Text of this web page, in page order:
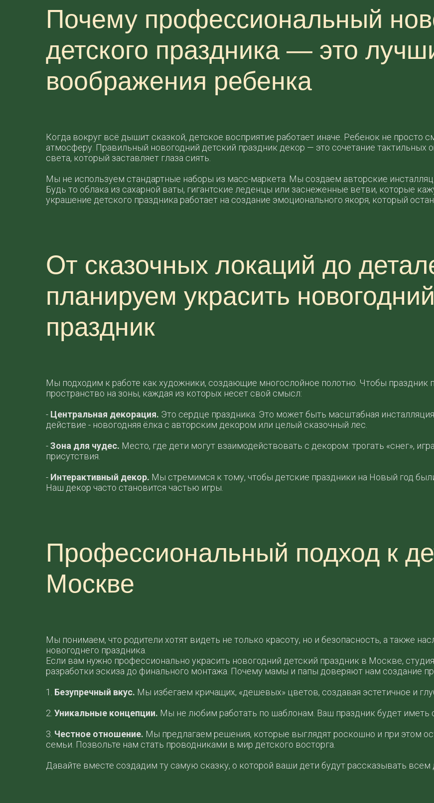
Почему профессиональный
детского праздника — это
воображения ребенка
Когда вокруг всё дышит сказкой, детское восприятие работает иначе. Ребенок не просто
атмосферу. Правильный новогодний детский праздник декор — это сочетание тактильных
света, который заставляет глаза сиять.
Мы не используем стандартные наборы из масс-маркета. Мы создаем авторские
Будь то облака из сахарной ваты, гигантские леденцы или заснеженные ветви, которые
украшение детского праздника работает на создание эмоционального якоря, который
От сказочных локаций до
планируем украсить
праздник
Мы подходим к работе как художники, создающие многослойное полотно. Чтобы праздник
пространство на зоны, каждая из которых несет свой смысл:
- Центральная декорация. Это сердце праздника. Это может быть масштабная
действие - новогодняя ёлка с авторским декором или целый сказочный лес.
-Зона для чудес. Место, где дети могут взаимодействовать с декором: трогать «снег»,
присутствия.
- Интерактивный декор. Мы стремимся к тому, чтобы детские праздники на Новый год
Наш декор часто становится частью игры.
Профессиональный подход к
Москве
Мы понимаем, что родители хотят видеть не только красоту, но и безопасность, а также
новогоднего праздника.
Если вам нужно профессионально украсить новогодний детский праздник в Москве,
разработки эскиза до финального монтажа. Почему мамы и папы доверяют нам создание
1. Безупречный вкус. Мы избегаем кричащих, «дешевых» цветов, создавая эстетичное и
2. Уникальные концепции. Мы не любим работать по шаблонам. Ваш праздник будет
3. Честное отношение. Мы предлагаем решения, которые выглядят роскошно и при этом
семьи. Позвольте нам стать проводниками в мир детского восторга.
Давайте вместе создадим ту самую сказку, о которой ваши дети будут рассказывать всем